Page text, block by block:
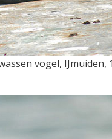
vogel, IJmuiden,